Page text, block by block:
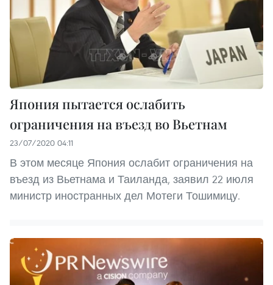
Япония пытается ослабить
ограничения на въезд во Вьетнам
23/07/2020 04:11
В этом месяце Япония ослабит ограничения на
въезд из Вьетнама и Таиланда, заявил 22 июля
министр иностранных дел Мотеги Тошимицу.